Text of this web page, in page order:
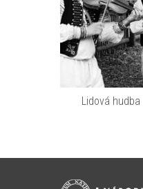
Lidová